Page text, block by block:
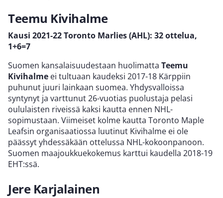
Teemu Kivihalme
Kausi 2021-22Toronto Marlies (AHL): 32 ottelua,
1+6=7
Suomen kansalaisuudestaan huolimatta Teemu
Kivihalme ei tultuaan kaudeksi 2017-18 Kärppiin
puhunut juuri lainkaan suomea. Yhdysvalloissa
syntynyt ja varttunut 26-vuotias puolustaja pelasi
oululaisten riveissä kaksi kautta ennen NHL-
sopimustaan. Viimeiset kolme kautta Toronto Maple
Leafsin organisaatiossa luutinut Kivihalme ei ole
päässyt yhdessäkään ottelussa NHL-kokoonpanoon.
Suomen maajoukkuekokemus karttui kaudella 2018-19
EHT:ssä.
Jere Karjalainen